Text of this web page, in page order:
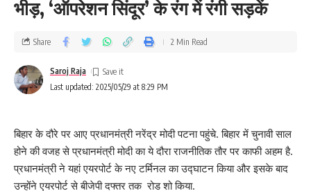
भीड़, ‘ऑपरेशन सिंदूर’ के रंग में रंगी सड़कें
Last updated: 2025/05/29 at 8:29 PM
Saroj Raja
Share 2 Min Read
बिहार के दौरे पर आए प्रधानमंत्री नरेंद्र मोदी पटना पहुंचे. बिहार में चुनावी साल
होने की वजह से प्रधानमंत्री मोदी का ये दौरा राजनीतिक तौर पर काफी अहम है.
प्रधानमंत्री ने यहां एयरपोर्ट के नए टर्मिनल का उद्घाटन किया और इसके बाद
उन्होंने एयरपोर्ट से बीजेपी दफ्तर तक रोड शो किया.